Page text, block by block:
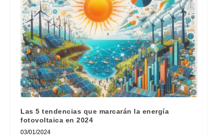
Las 5 tendencias que marcarán la energía
fotovoltaica en 2024
03/01/2024